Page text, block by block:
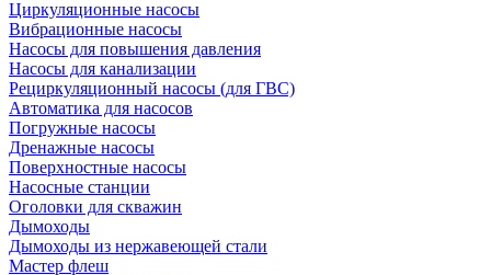
Циркуляционные насосы
Вибрационные насосы
Насосы для повышения давления
Насосы для канализации
Рециркуляционный насосы (для ГВС)
Автоматика для насосов
Погружные насосы
Дренажные насосы
Поверхностные насосы
Насосные станции
Оголовки для скважин
Дымоходы
Дымоходы из нержавеющей стали
Мастер флеш